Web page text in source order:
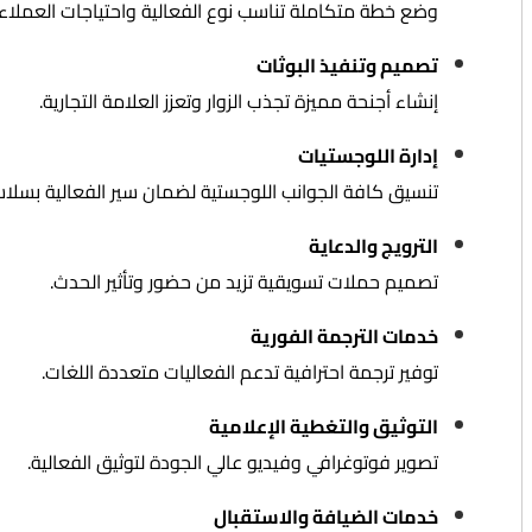
وضع خطة متكاملة تناسب نوع الفعالية واحتياجات
تصميم وتنفيذ البوثات
إنشاء أجنحة مميزة تجذب الزوار وتعزز العلامة التجارية.
إدارة اللوجستيات
تنسيق كافة الجوانب اللوجستية لضمان سير الفعالية
الترويج والدعاية
تصميم حملات تسويقية تزيد من حضور وتأثير الحدث.
خدمات الترجمة الفورية
توفير ترجمة احترافية تدعم الفعاليات متعددة اللغات.
التوثيق والتغطية الإعلامية
تصوير فوتوغرافي وفيديو عالي الجودة لتوثيق الفعالية.
خدمات الضيافة والاستقبال